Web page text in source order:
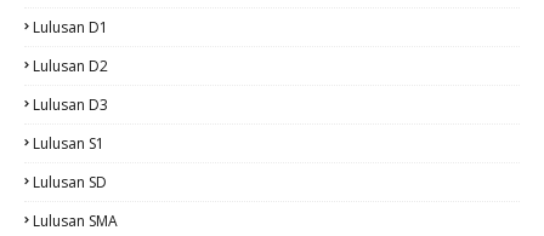
Lulusan D1
Lulusan D2
Lulusan D3
Lulusan S1
Lulusan SD
Lulusan SMA